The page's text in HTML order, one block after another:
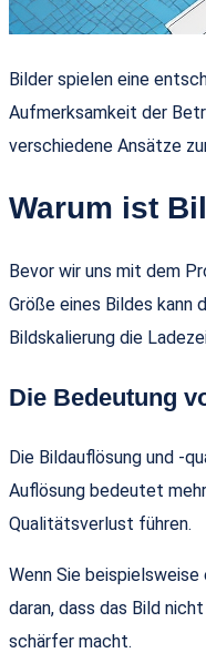
Bilder spielen eine
Aufmerksamkeit der
verschiedene Ansätze
Warum ist
Bevor wir uns mit dem
Größe eines Bildes kann
Bildskalierung die
Die Bedeutung
Die Bildauflösung und -
Auflösung bedeutet
Qualitätsverlust führen.
Wenn Sie
daran, dass das Bild
schärfer macht.